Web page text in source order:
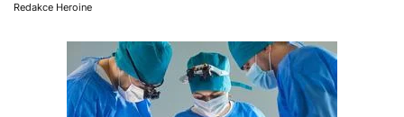
Redakce Heroine